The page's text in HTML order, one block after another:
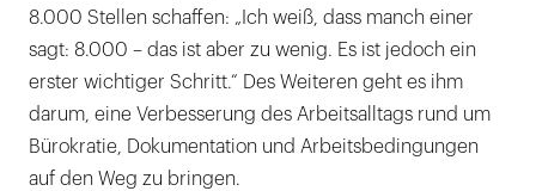
8.000 Stellen schaffen: „Ich weiß, dass manch einer
sagt: 8.000 – das ist aber zu wenig. Es ist jedoch ein
erster wichtiger Schritt.“ Des Weiteren geht es ihm
darum, eine Verbesserung des Arbeitsalltags rund um
Bürokratie, Dokumentation und Arbeitsbedingungen
auf den Weg zu bringen.